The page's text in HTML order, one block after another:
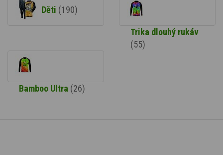
Děti (190)
Trika dlouhý rukáv
(55)
Bamboo Ultra (26)